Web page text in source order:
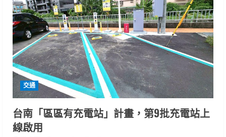
交通
台南「區區有充電站」計畫，第9批充電站上
線啟用